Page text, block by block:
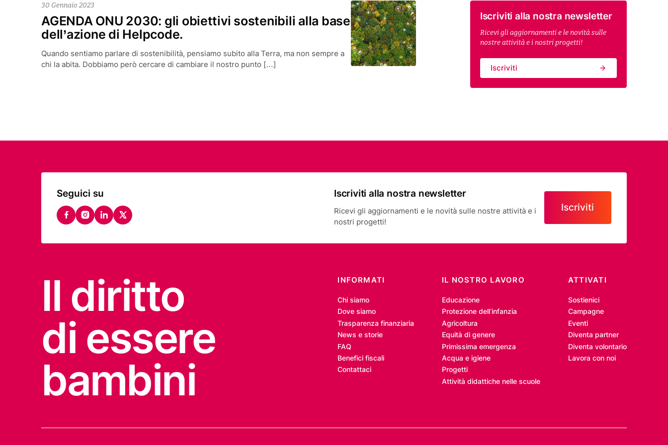
AGENDA ONU 2030: gli obiettivi sostenibili alla base
dell’azione di Helpcode.
30 Gennaio 2023
Quando sentiamo parlare di sostenibilità, pensiamo subito alla Terra, ma non sempre a
chi la abita. Dobbiamo però cercare di cambiare il nostro punto […]
Iscriviti alla nostra newsletter
Ricevi gli aggiornamenti e le novità sulle
nostre attività e i nostri progetti!
Iscriviti
Seguici su
facebook
instagram
linkedin
twitter
Iscriviti alla nostra newsletter
Ricevi gli aggiornamenti e le novità sulle nostre attività e i
nostri progetti!
Iscriviti
Il diritto
di essere
bambini
INFORMATI
Chi siamo
Dove siamo
Trasparenza finanziaria
News e storie
FAQ
Benefici fiscali
Contattaci
IL NOSTRO LAVORO
Educazione
Protezione dell’infanzia
Agricoltura
Equità di genere
Primissima emergenza
Acqua e igiene
Progetti
Attività didattiche nelle scuole
ATTIVATI
Sostienici
Campagne
Eventi
Diventa partner
Diventa volontario
Lavora con noi